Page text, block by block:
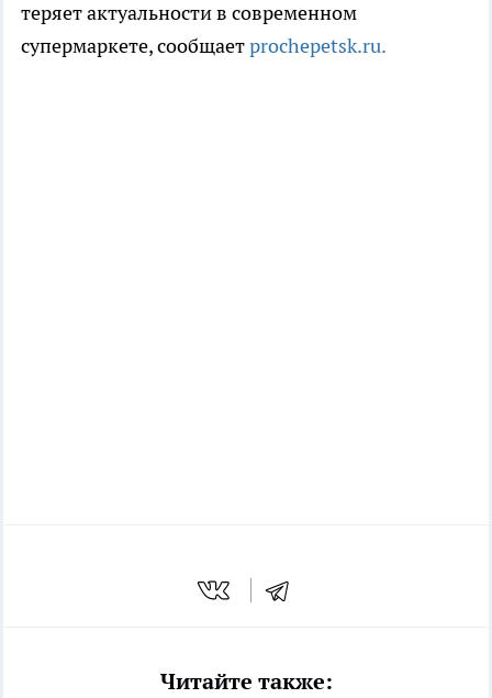
теряет актуальности в современном
супермаркете, сообщаетprochepetsk.ru.
Читайте также: